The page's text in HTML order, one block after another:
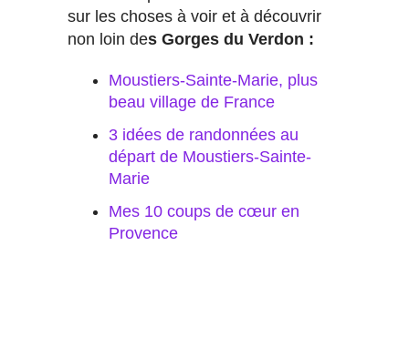
sur les choses à voir et à découvrir
non loin des Gorges du Verdon :
Moustiers-Sainte-Marie, plus
beau village de France
3 idées de randonnées au
départ de Moustiers-Sainte-
Marie
Mes 10 coups de cœur en
Provence